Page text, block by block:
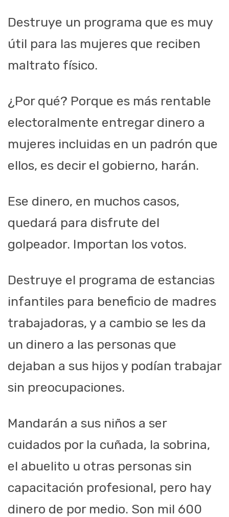
Destruye un programa que es muy
útil para las mujeres que reciben
maltrato físico.
¿Por qué? Porque es más rentable
electoralmente entregar dinero a
mujeres incluidas en un padrón que
ellos, es decir el gobierno, harán.
Ese dinero, en muchos casos,
quedará para disfrute del
golpeador. Importan los votos.
Destruye el programa de estancias
infantiles para beneficio de madres
trabajadoras, y a cambio se les da
un dinero a las personas que
dejaban a sus hijos y podían trabajar
sin preocupaciones.
Mandarán a sus niños a ser
cuidados por la cuñada, la sobrina,
el abuelito u otras personas sin
capacitación profesional, pero hay
dinero de por medio. Son mil 600